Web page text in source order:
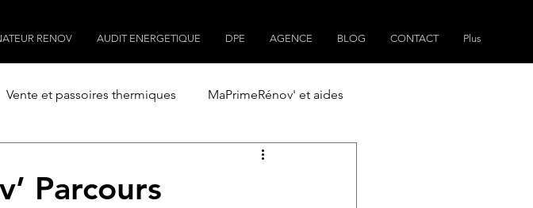
RENOV AUDIT ENERGETIQUE DPE AGENCE BLOG CONTACT Plus
Vente et passoires thermiques MaPrimeRénov' et aides
Plans de maisons
Parcours